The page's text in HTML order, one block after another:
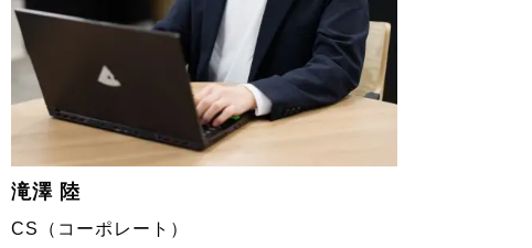
滝澤 陸
CS（コーポレート）